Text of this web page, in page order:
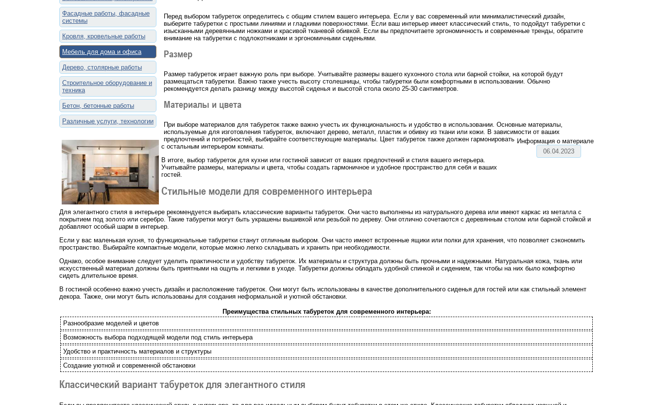
Фасадные работы, фасадные
системы
Кровля, кровельные работы
Мебель для дома и офиса
Дерево, столярные работы
Строительное оборудование и
техника
Бетон, бетонные работы
Различные услуги, технологии
Информация о материале
06.04.2023
Перед выбором табуреток определитесь с общим стилем вашего интерьера. Если у вас современный или минималистический дизайн,
выберите табуретки с простыми линиями и гладкими поверхностями. Если ваш интерьер имеет классический стиль, то подойдут табуретки с
изысканными деревянными ножками и красивой тканевой обивкой. Если вы предпочитаете эргономичность и современные тренды, обратите
внимание на табуретки с подлокотниками и эргономичными сиденьями.
Размер
Размер табуреток играет важную роль при выборе. Учитывайте размеры вашего кухонного стола или барной стойки, на которой будут
размещаться табуретки. Важно также учесть высоту столешницы, чтобы табуретки были комфортными в использовании. Обычно
рекомендуется делать разницу между высотой сиденья и высотой стола около 25-30 сантиметров.
Материалы и цвета
При выборе материалов для табуреток также важно учесть их функциональность и удобство в использовании. Основные материалы,
используемые для изготовления табуреток, включают дерево, металл, пластик и обивку из ткани или кожи. В зависимости от ваших
предпочтений и потребностей, выбирайте соответствующие материалы. Цвет табуреток также должен гармонировать
с остальным интерьером комнаты.
В итоге, выбор табуреток для кухни или гостиной зависит от ваших предпочтений и стиля вашего интерьера.
Учитывайте размеры, материалы и цвета, чтобы создать гармоничное и удобное пространство для себя и ваших
гостей.
Стильные модели для современного интерьера
Для элегантного стиля в интерьере рекомендуется выбирать классические варианты табуреток. Они часто выполнены из натурального дерева или имеют каркас из металла с
покрытием под золото или серебро. Такие табуретки могут быть украшены вышивкой или резьбой по дереву. Они отлично сочетаются с деревянным столом или барной стойкой и
добавляют особый шарм в интерьер.
Если у вас маленькая кухня, то функциональные табуретки станут отличным выбором. Они часто имеют встроенные ящики или полки для хранения, что позволяет сэкономить
пространство. Выбирайте компактные модели, которые можно легко складывать и хранить при необходимости.
Однако, особое внимание следует уделить практичности и удобству табуреток. Их материалы и структура должны быть прочными и надежными. Натуральная кожа, ткань или
искусственный материал должны быть приятными на ощупь и легкими в уходе. Табуретки должны обладать удобной спинкой и сидением, так чтобы на них было комфортно
сидеть длительное время.
В гостиной особенно важно учесть дизайн и расположение табуреток. Они могут быть использованы в качестве дополнительного сиденья для гостей или как стильный элемент
декора. Также, они могут быть использованы для создания неформальной и уютной обстановки.
Преимущества стильных табуреток для современного интерьера:
Разнообразие моделей и цветов
Возможность выбора подходящей модели под стиль интерьера
Удобство и практичность материалов и структуры
Создание уютной и современной обстановки
Классический вариант табуреток для элегантного стиля